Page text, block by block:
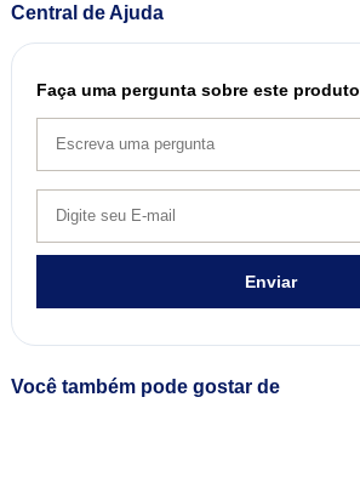
Central de Ajuda
Faça uma pergunta sobre este produto
Enviar
Você também pode gostar de